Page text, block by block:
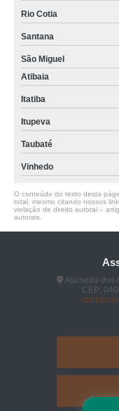
Rio Cotia
Santana
São Miguel
Atibaia
Itatiba
Itupeva
Taubaté
Vinhedo
O conteúdo do texto desta
total, mesmo citando nossos
violação de direito autoral –
autorais
Alameda dos
CEP: